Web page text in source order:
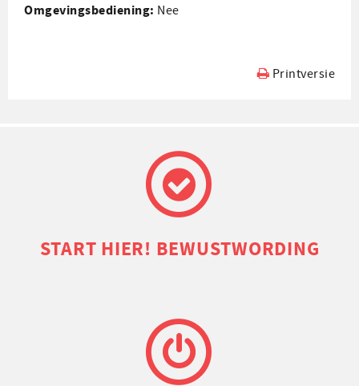
Omgevings­bediening: Nee
Printversie
START HIER! BEWUSTWORDING